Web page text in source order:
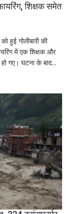
शिक्षक समेत
हुई गोलीबारी की
में एक शिक्षक और
गए। घटना के बाद...